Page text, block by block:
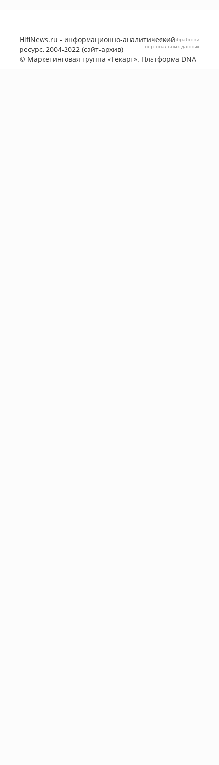
HifiNews.ru - информационно-аналитический
ресурс, 2004-2022 (сайт-архив)
© Маркетинговая группа «Текарт». Платформа DNA
Политика обработки
персональных данных